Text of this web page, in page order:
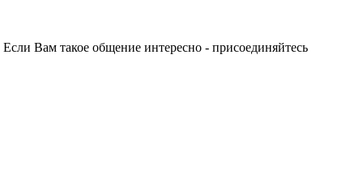
Вам такое общение интересно - присоединяйтесь